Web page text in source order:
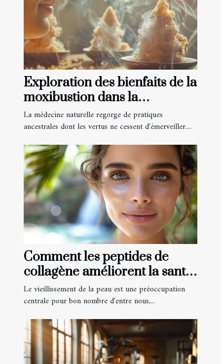
Exploration des bienfaits de la
moxibustion dans la
médecine naturelle
La médecine naturelle regorge de pratiques
ancestrales dont les vertus ne cessent d'émerveiller....
Comment les peptides de
collagène améliorent la santé
de la peau et l'anti-âge
Le vieillissement de la peau est une préoccupation
centrale pour bon nombre d'entre nous,...